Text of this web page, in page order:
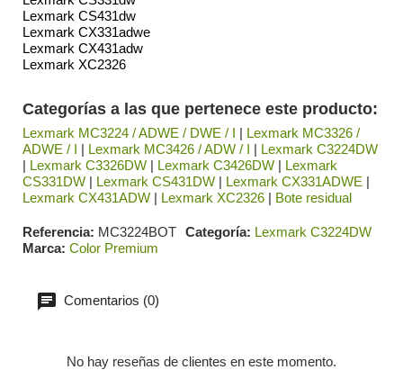
Lexmark CS431dw
Lexmark CX331adwe
Lexmark CX431adw
Lexmark XC2326
Categorías a las que pertenece este producto:
Lexmark MC3224 / ADWE / DWE / I | Lexmark MC3326 /
ADWE / I | Lexmark MC3426 / ADW / I | Lexmark C3224DW
| Lexmark C3326DW | Lexmark C3426DW | Lexmark
CS331DW | Lexmark CS431DW | Lexmark CX331ADWE |
Lexmark CX431ADW | Lexmark XC2326 | Bote residual
Referencia MC3224BOT Categoría Lexmark C3224DW
Marca Color Premium
Comentarios (0)
No hay reseñas de clientes en este momento.